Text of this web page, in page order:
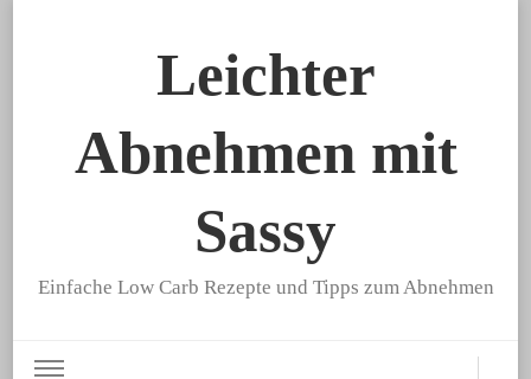
Leichter
Abnehmen mit
Sassy
Einfache Low Carb Rezepte und Tipps zum Abnehmen